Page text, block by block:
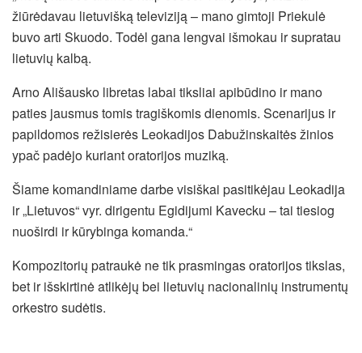
žiūrėdavau lietuvišką televiziją – mano gimtoji Priekulė
buvo arti Skuodo. Todėl gana lengvai išmokau ir supratau
lietuvių kalbą.
Arno Ališausko libretas labai tiksliai apibūdino ir mano
paties jausmus tomis tragiškomis dienomis. Scenarijus ir
papildomos režisierės Leokadijos Dabužinskaitės žinios
ypač padėjo kuriant oratorijos muziką.
Šiame komandiniame darbe visiškai pasitikėjau Leokadija
ir „Lietuvos“ vyr. dirigentu Egidijumi Kavecku – tai tiesiog
nuoširdi ir kūrybinga komanda.“
Kompozitorių patraukė ne tik prasmingas oratorijos tikslas,
bet ir išskirtinė atlikėjų bei lietuvių nacionalinių instrumentų
orkestro sudėtis.